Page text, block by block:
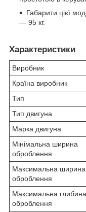
Габарити цієї
— 95 кг.
Характеристики
Виробник
Країна виробник
Тип
Тип двигуна
Марка двигуна
Мінімальна ширина
оброблення
Максимальна ширина
оброблення
Максимальна глибина
оброблення